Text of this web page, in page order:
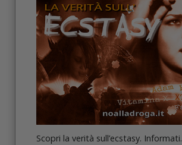
Scopri la verità sull’ecstasy. Informati.